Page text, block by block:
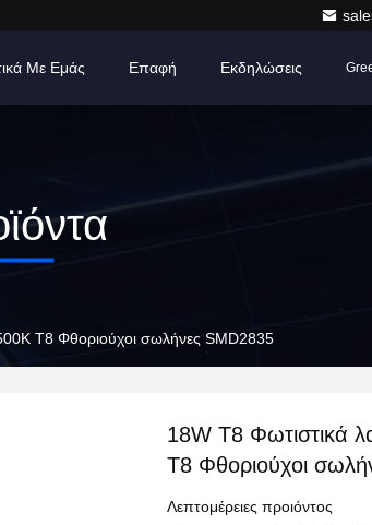
Με Εμάς Επαφή Εκδηλώσεις
T8 Φθοριούχοι σωλήνες SMD2835
18W T8 Φωτιστικά
T8 Φθοριούχοι
Λεπτομέρειες προιόντος